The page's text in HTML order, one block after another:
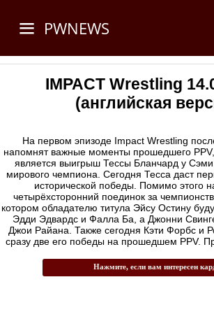
PWNEWS
IMPACT Wrestling
(английская
На первом эпизоде Impact Wrestling
напомнят важные моменты прошедшего
является выигрыш Тессы Бланчард у Сэми
мирового чемпиона. Сегодня Тесса даст
исторической победы. Помимо этого
четырёхсторонний поединок за
котором обладателю титула Эйсу Остину
Эдди Эдвардс и Фалла Ба, а Джонни
Джои Райана. Также сегодня Кэти Форбс и
сразу две его победы на прошедшем PPV.
Нажмите, если вам интересен